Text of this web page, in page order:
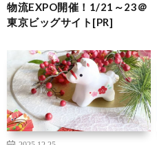
物流EXPO開催！1/21～23＠
東京ビッグサイト[PR]